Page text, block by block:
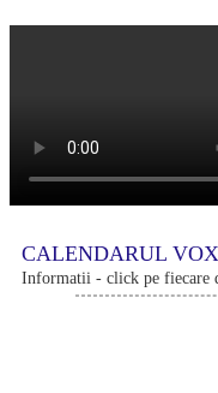
CALENDARUL
Informatii - click pe fiecare